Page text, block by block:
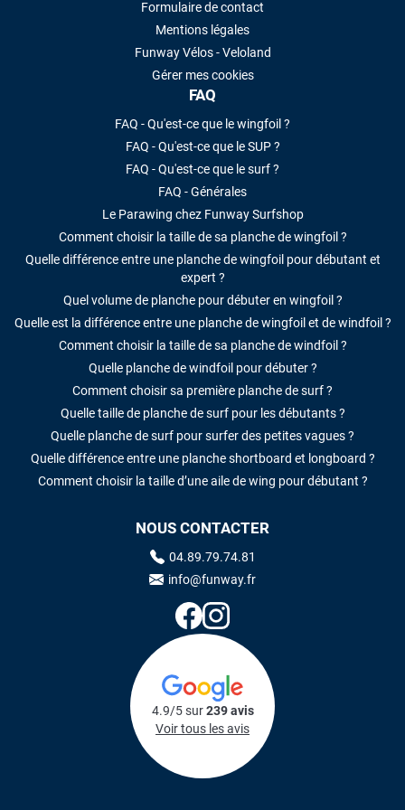
Formulaire de contact
Mentions légales
Funway Vélos - Veloland
Gérer mes cookies
FAQ
FAQ - Qu'est-ce que le wingfoil ?
FAQ - Qu'est-ce que le SUP ?
FAQ - Qu'est-ce que le surf ?
FAQ - Générales
Le Parawing chez Funway Surfshop
Comment choisir la taille de sa planche de wingfoil ?
Quelle différence entre une planche de wingfoil pour débutant et
expert ?
Quel volume de planche pour débuter en wingfoil ?
Quelle est la différence entre une planche de wingfoil et de windfoil ?
Comment choisir la taille de sa planche de windfoil ?
Quelle planche de windfoil pour débuter ?
Comment choisir sa première planche de surf ?
Quelle taille de planche de surf pour les débutants ?
Quelle planche de surf pour surfer des petites vagues ?
Quelle différence entre une planche shortboard et longboard ?
Comment choisir la taille d’une aile de wing pour débutant ?
NOUS CONTACTER
04.89.79.74.81
info@funway.fr
4.9/5 sur239 avis
Voir tous les avis
LAISSER UN AVIS